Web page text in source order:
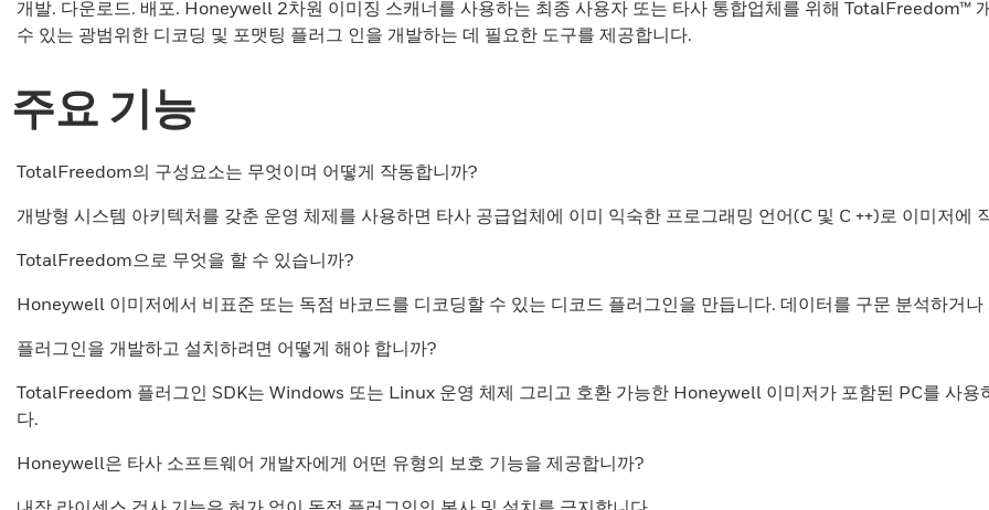
개발. 다운로드. 배포. Honeywell 2차원 이미징 스캐너를 사용하는 최종 사용자 또는 타사 통합업체를 위해 TotalFreedom™
수 있는 광범위한 디코딩 및 포맷팅 플러그 인을 개발하는 데 필요한 도구를 제공합니다.
주요 기능
TotalFreedom의 구성요소는 무엇이며 어떻게 작동합니까?
개방형 시스템 아키텍처를 갖춘 운영 체제를 사용하면 타사 공급업체에 이미 익숙한 프로그래밍 언어(C 및 C ++)로 이미저에
TotalFreedom으로 무엇을 할 수 있습니까?
Honeywell 이미저에서 비표준 또는 독점 바코드를 디코딩할 수 있는 디코드 플러그인을 만듭니다. 데이터를 구문 분석하거
플러그인을 개발하고 설치하려면 어떻게 해야 합니까?
TotalFreedom 플러그인 SDK는 Windows 또는 Linux 운영 체제 그리고 호환 가능한 Honeywell 이미저가 포함된 PC를 사용
다.
Honeywell은 타사 소프트웨어 개발자에게 어떤 유형의 보호 기능을 제공합니까?